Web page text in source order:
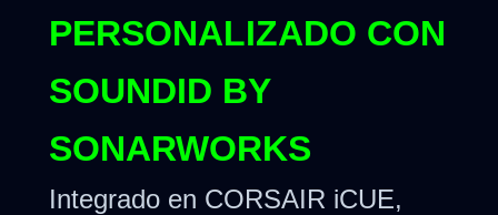
PERSONALIZADO CON
SOUNDID BY
SONARWORKS
Integrado en CORSAIR iCUE,